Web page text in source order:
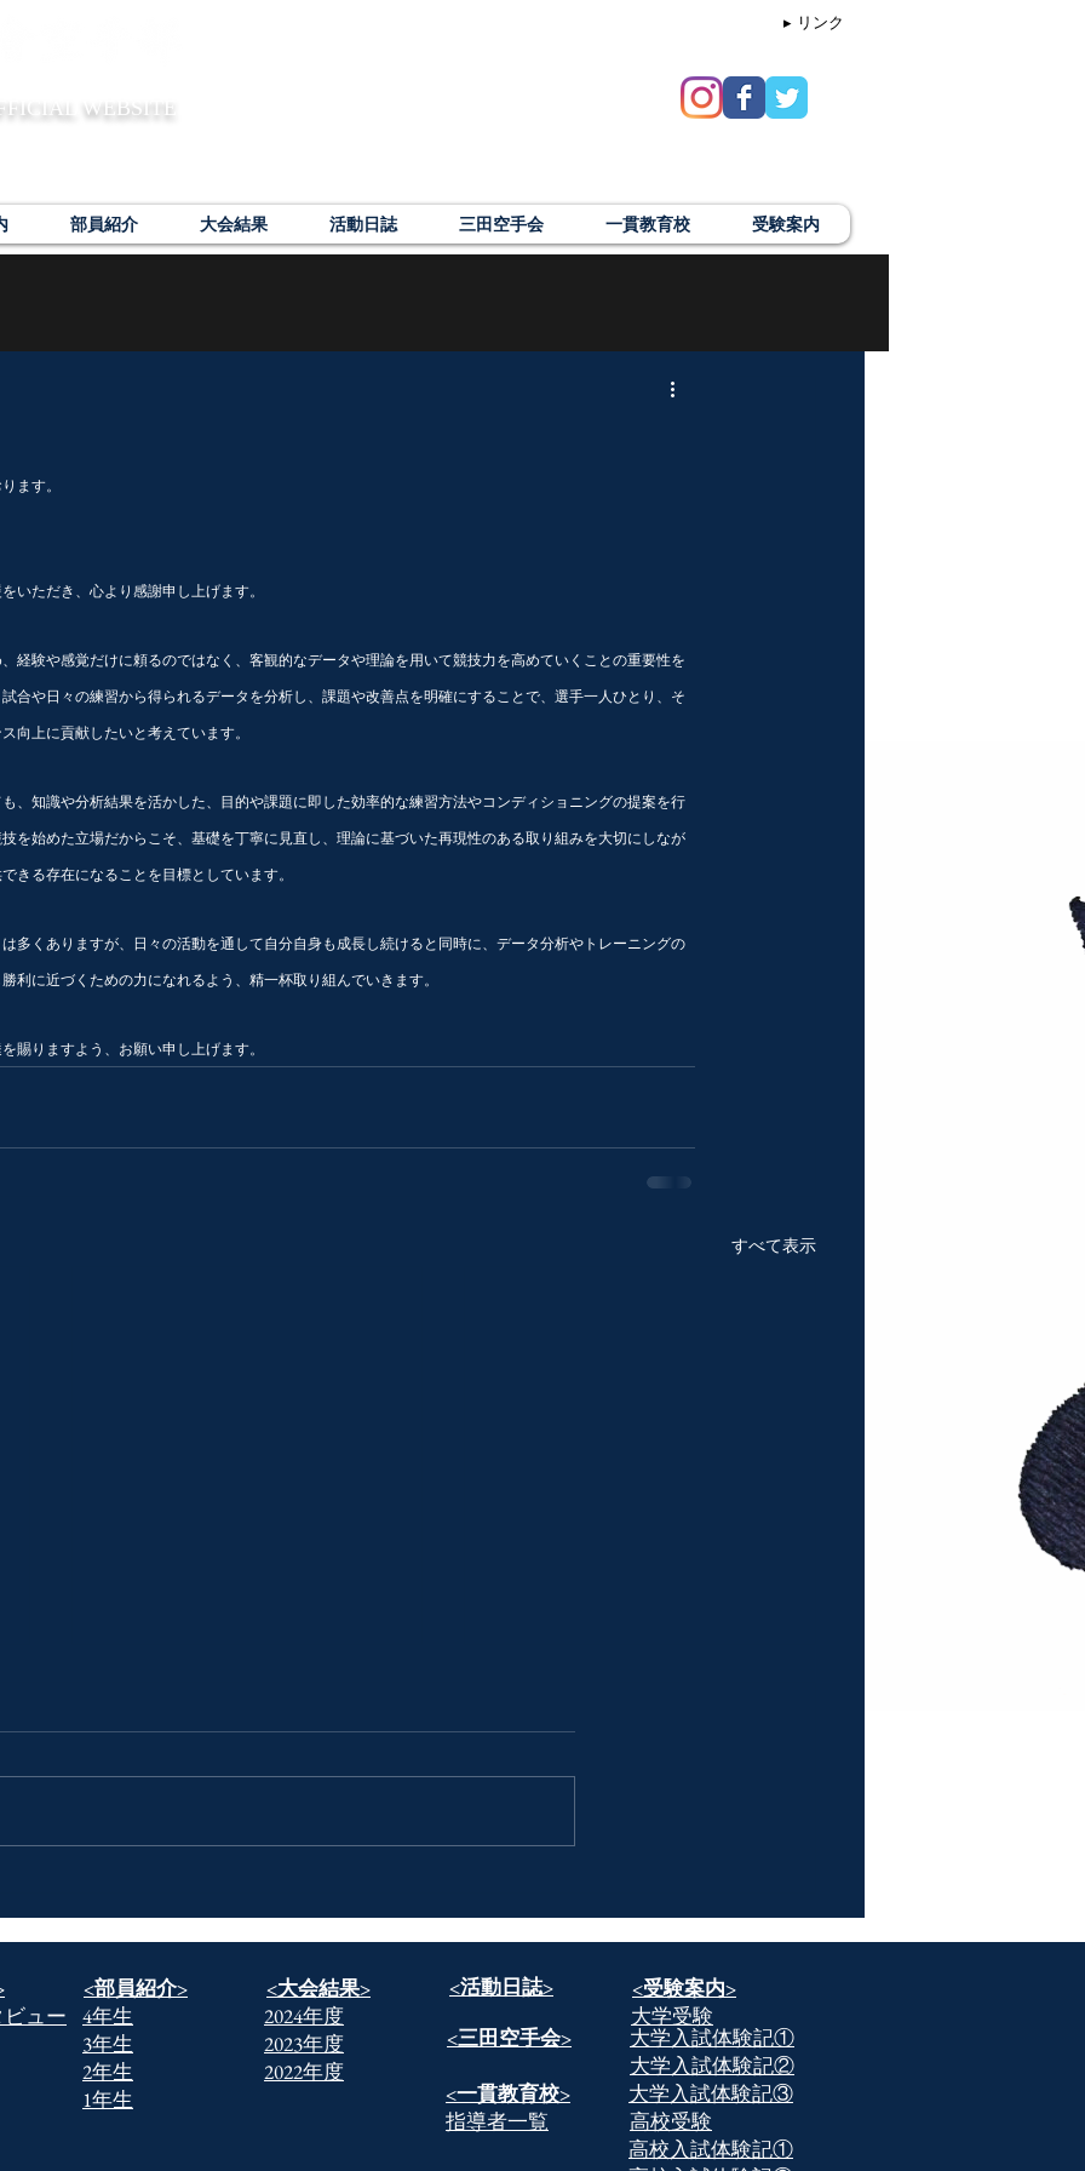
WEBSITE
▸ リンク
部員紹介 大会結果 活動日誌 三田空手会 一貫教育校 受験案内
ます。
いただき、心より感謝申し上げます。
経験や感覚だけに頼るのではなく、客観的なデータや理論を用いて競技力を高めていくことの重要性を
合や日々の練習から得られるデータを分析し、課題や改善点を明確にすることで、選手一人ひとり、そ
向上に貢献したいと考えています。
、知識や分析結果を活かした、目的や課題に即した効率的な練習方法やコンディショニングの提案を行
を始めた立場だからこそ、基礎を丁寧に見直し、理論に基づいた再現性のある取り組みを大切にしなが
きる存在になることを目標としています。
多くありますが、日々の活動を通して自分自身も成長し続けると同時に、データ分析やトレーニングの
利に近づくための力になれるよう、精一杯取り組んでいきます。
賜りますよう、お願い申し上げます。
すべて表示
道着を脱いだその先で
一歩づつ
​<部員紹介>
ュー
​4年生
2024年度
​3年生
2023年度
​2年生
​1年生
2022年度
​大学入試体験記①
​大学受験
​大学入試体験記②
​大学入試体験記③
​<一貫教育校>
​<三田空手会>
​指導者一覧
​高校受験
​高校入試体験記①
​<大会結果> ​<受験案内>
​<活動日誌>